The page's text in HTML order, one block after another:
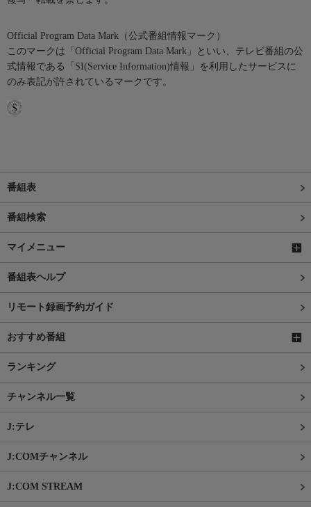
Official Program Data Mark（公式番組情報マーク）
このマークは「Official Program Data Mark」といい、テレビ番組の公
式情報である「SI(Service Information)情報」を利用したサービスに
のみ表記が許されているマークです。
番組表
番組検索
マイメニュー
番組表ヘルプ
リモート録画予約ガイド
おすすめ番組
ランキング
チャンネル一覧
J:テレ
J:COMチャンネル
J:COM STREAM